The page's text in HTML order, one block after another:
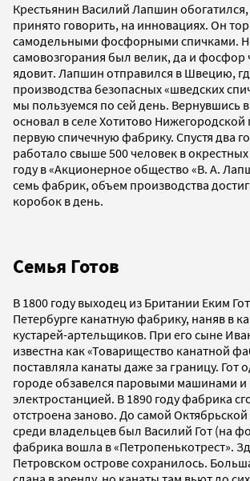
Крестьянин Василий Лапшин обогатился,
принято говорить, на инновациях. Он
самодельными фосфорными спичками.
самовозгорания был велик, да и фосфор
ядовит. Лапшин отправился в Швецию,
производства безопасных «шведских
мы пользуемся по сей день. Вернувшись в
основал в селе Хотитово Нижегородской
первую спичечную фабрику. Спустя два
работало свыше 500 человек в окрестных
году в «Акционерное общество «В. А.
семь фабрик, объем производства
коробок в день.
Семья Готов
В 1800 году выходец из Британии Еким
Петербурге канатную фабрику, наняв в
кустарей-артельщиков. При его сыне
известна как «Товарищество канатной
поставляла канаты даже за границу. Гот
городе обзавелся паровыми машинами и
электростанцией. В 1890 году фабрика
отстроена заново. До самой
среди владельцев был Василий Гот (на
фабрика вошла в «Петропенькотрест».
Петровском острове сохранилось.